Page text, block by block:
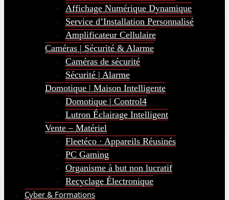
Affichage Numérique Dynamique
Service d’Installation Personnalisé
Amplificateur Cellulaire
Caméras | Sécurité & Alarme
Caméras de sécurité
Sécurité | Alarme
Domotique | Maison Intelligente
Domotique | Control4
Lutron Éclairage Intelligent
Vente – Matériel
Fleetéco · Appareils Réusinés
PC Gaming
Organisme à but non lucratif
Recyclage Électronique
Cyber & Formations